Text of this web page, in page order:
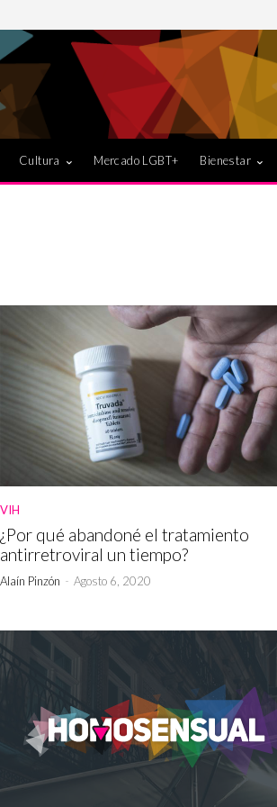
Cultura Mercado LGBT+ Bienestar
VIH
¿Por qué abandoné el tratamiento
antirretroviral un tiempo?
Alaín Pinzón - Agosto 6, 2020